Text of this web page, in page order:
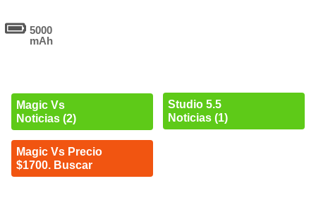
5000
mAh
Magic Vs
Noticias (2)
Magic Vs Precio
$1700. Buscar
Studio 5.5
Noticias (1)